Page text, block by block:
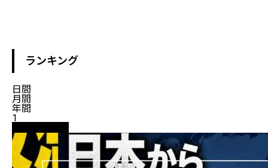
ランキング
日間
月間
年間
1